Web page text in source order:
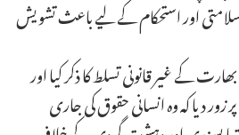
سلامتی اور استحکام کے لیے باعث تشویش
کے غیر قانونی تسلط کا ذکر کیا اور
زور دیا کہ وہ انسانی حقوق کی جاری